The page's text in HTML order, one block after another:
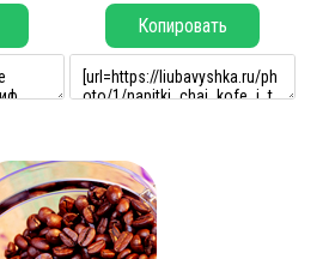
Копировать